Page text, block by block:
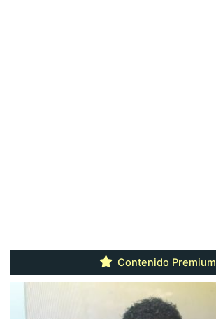
Contenido Premium